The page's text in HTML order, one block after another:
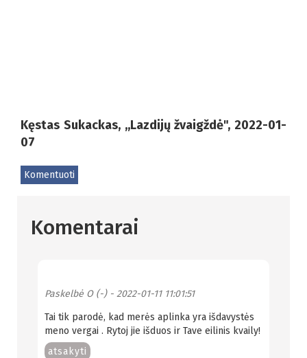
Kęstas Sukackas, ,,Lazdijų žvaigždė", 2022-01-
07
Komentuoti
Komentarai
Paskelbė O (-)- 2022-01-11 11:01:51
Tai tik parodė, kad merės aplinka yra išdavystės
meno vergai . Rytoj jie išduos ir Tave eilinis kvaily!
atsakyti